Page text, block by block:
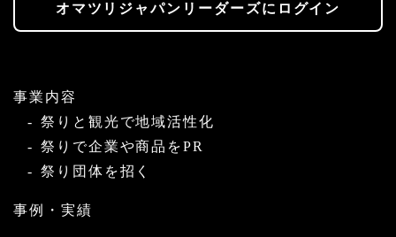
オマツリジャパンリーダーズにログイン
事業内容
祭りと観光で地域活性化
祭りで企業や商品をPR
祭り団体を招く
事例・実績